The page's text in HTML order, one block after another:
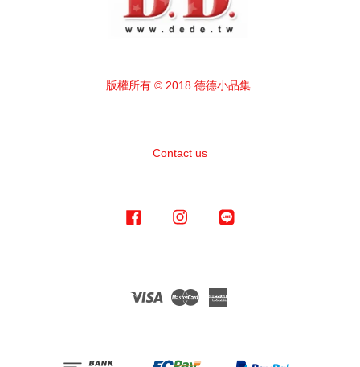
版權所有 © 2018 德德小品集.
Contact us
Facebook Instagram
Visa Master